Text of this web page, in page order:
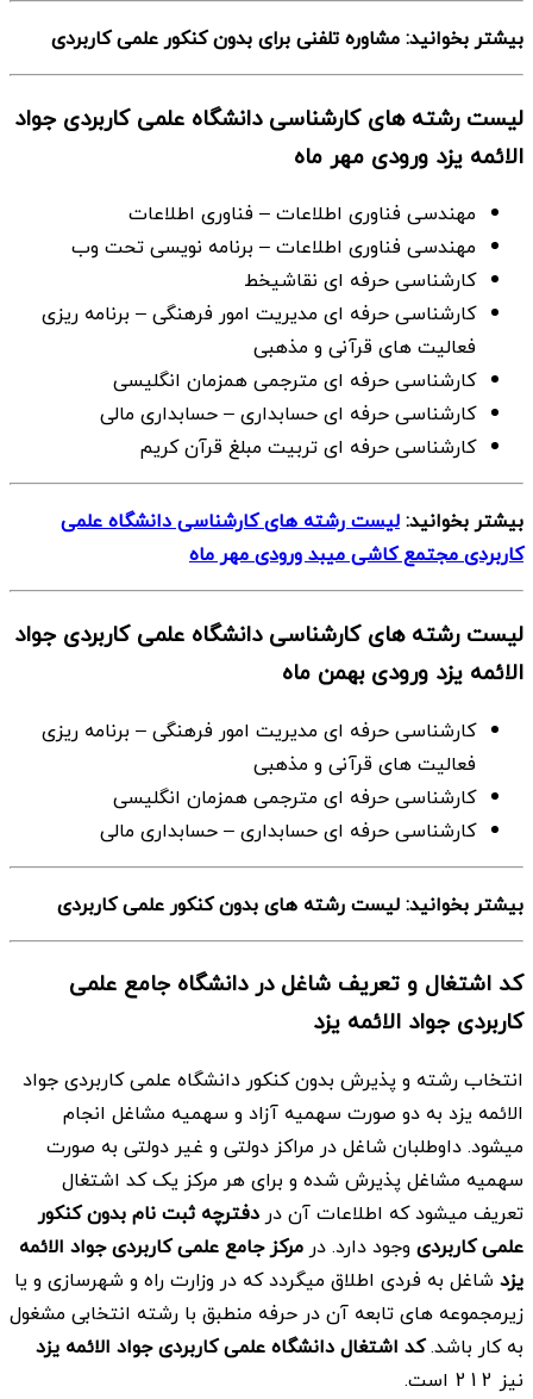
بیشتر بخوانید: مشاوره تلفنی برای بدون کنکور علمی کاربردی
لیست رشته های کارشناسی دانشگاه علمی کاربردی جواد
الائمه یزد ورودی مهر ماه
مهندسی فناوری اطلاعات – فناوری اطلاعات
مهندسی فناوری اطلاعات – برنامه نویسی تحت وب
كارشناسی حرفه ای نقاشیخط
كارشناسی حرفه ای مدیریت امور فرهنگی – برنامه ریزی
فعالیت های قرآنی و مذهبی
كارشناسی حرفه ای مترجمی همزمان انگلیسی
كارشناسی حرفه ای حسابداری – حسابداری مالی
كارشناسی حرفه ای تربیت مبلغ قرآن كریم
بیشتر بخوانید:لیست رشته های کارشناسی دانشگاه علمی
کاربردی مجتمع کاشی میبد ورودی مهر ماه
لیست رشته های کارشناسی دانشگاه علمی کاربردی جواد
الائمه یزد ورودی بهمن ماه
كارشناسی حرفه ای مدیریت امور فرهنگی – برنامه ریزی
فعالیت های قرآنی و مذهبی
كارشناسی حرفه ای مترجمی همزمان انگلیسی
كارشناسی حرفه ای حسابداری – حسابداری مالی
بیشتر بخوانید: لیست رشته های بدون کنکور علمی کاربردی
کد اشتغال و تعریف شاغل در دانشگاه جامع علمی
کاربردی جواد الائمه یزد
انتخاب رشته و پذیرش بدون کنکور دانشگاه علمی کاربردی جواد
الائمه یزد به دو صورت سهمیه آزاد و سهمیه مشاغل انجام
میشود. داوطلبان شاغل در مراکز دولتی و غیر دولتی به صورت
سهمیه مشاغل پذیرش شده و برای هر مرکز یک کد اشتغال
تعریف میشود که اطلاعات آن دردفترچه ثبت نام بدون کنکور
علمی کاربردی وجود دارد. درمرکز جامع علمی کاربردی جواد الائمه
یزد شاغل به فردی اطلاق میگردد که در وزارت راه و شهرسازی و یا
زیرمجموعه های تابعه آن در حرفه منطبق با رشته انتخابی مشغول
به کار باشد.کد اشتغال دانشگاه علمی کاربردی جواد الائمه یزد
نیز 212 است.